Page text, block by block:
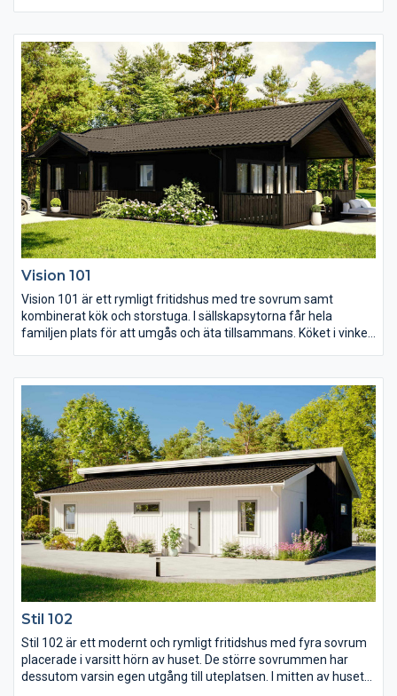
mellan inne och ute vilket gör att terrassen blir en naturlig
förlängning av huset och en självklar samt uppskattad
sällskapsyta.
Vision 101
Vision 101 är ett rymligt fritidshus med tre sovrum samt
kombinerat kök och storstuga. I sällskapsytorna får hela
familjen plats för att umgås och äta tillsammans. Köket i vinkel
rummet.
Stil 102
Stil 102 är ett modernt och rymligt fritidshus med fyra sovrum
placerade i varsitt hörn av huset. De större sovrummen har
dessutom varsin egen utgång till uteplatsen. I mitten av huset